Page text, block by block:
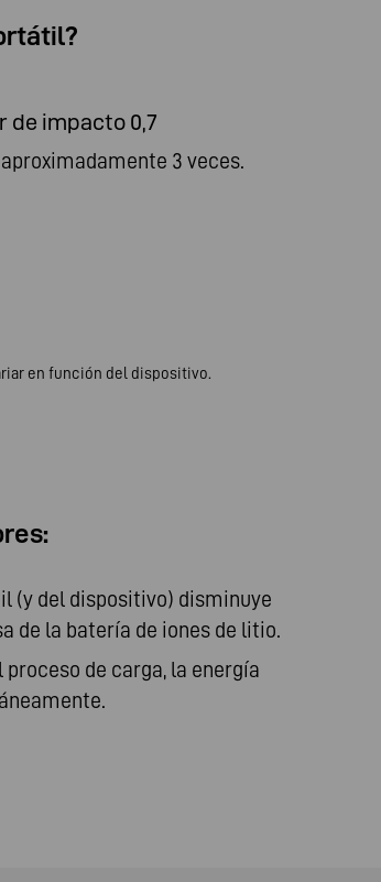
de impacto 0,7
3 veces.
en función del dispositivo.
(y del dispositivo) disminuye
de la batería de iones de litio.
de carga, la energía